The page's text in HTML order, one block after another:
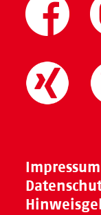
Impressum